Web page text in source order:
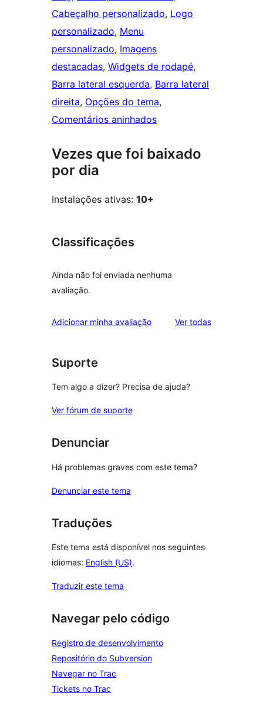
Cabeçalho personalizado, Logo
personalizado, Menu
personalizado, Imagens
destacadas, Widgets de rodapé
Barra lateral esquerda, Barra lateral
direita, Opções do tema
Comentários aninhados
Vezes que foi baixado
por dia
Instalações ativas: 10+
Classificações
Ainda não foi enviada nenhuma
avaliação.
Adicionar minha avaliação Ver todasavaliações
Suporte
Tem algo a dizer? Precisa de ajuda?
Ver fórum de suporte
Denunciar
Há problemas graves com este tema?
Denunciar este tema
Traduções
Este tema está disponível nos seguintes
idiomas: English (US).
Traduzir este tema
Navegar pelo código
Registro de desenvolvimento
Repositório do Subversion
Navegar no Trac
Tickets no Trac